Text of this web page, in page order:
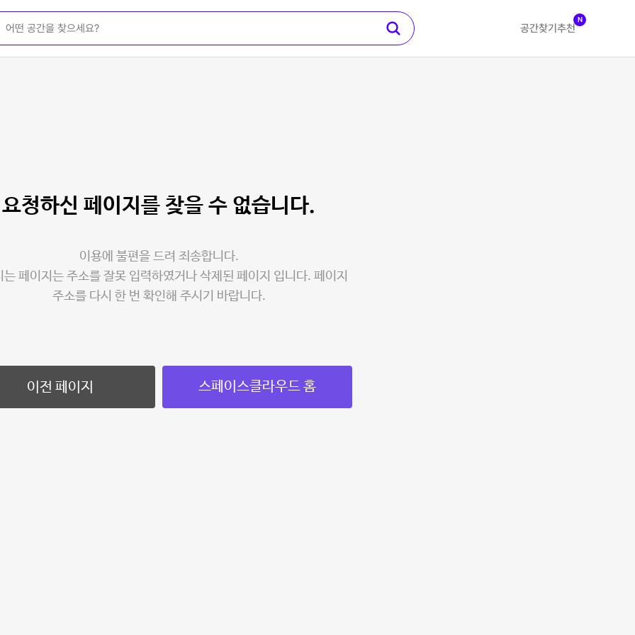
공간찾기 추천
N
요청하신 페이지를 찾을 수 없습니다.
이용에 불편을 드려 죄송합니다.
는 페이지는 주소를 잘못 입력하였거나 삭제된 페이지 입니다. 페이지
주소를 다시 한 번 확인해 주시기 바랍니다.
이전 페이지 스페이스클라우드 홈